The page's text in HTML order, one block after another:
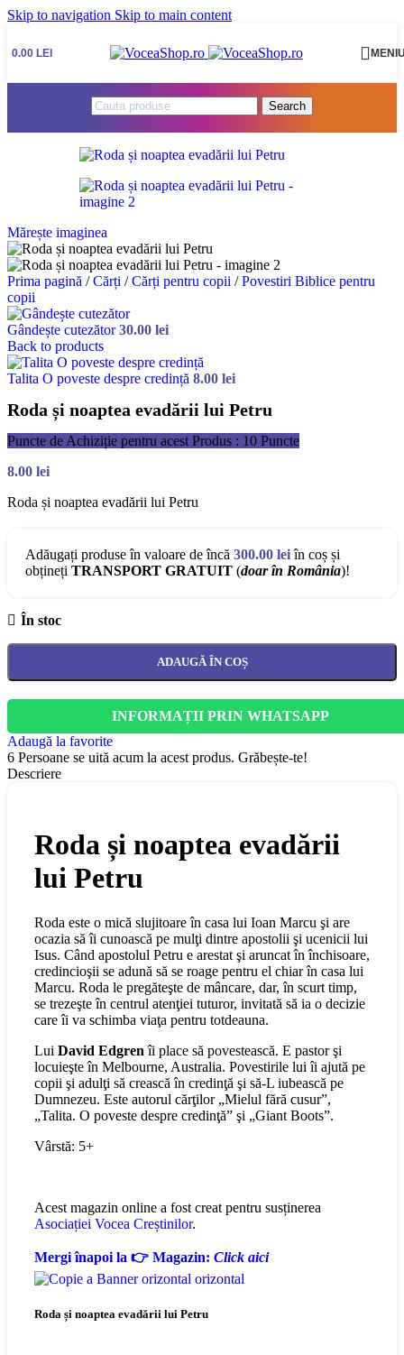
Skip to navigation Skip to main content
0.00 LEI
Search
Mărește imaginea
Prima pagină / Cărți / Cărți pentru copii / Povestiri Biblice pentru
copii
Gândește cutezător30.00 lei
Back to products
Talita O poveste despre credință 8.00 lei
Roda și noaptea evadării lui Petru
Puncte de Achiziție pentru acest Produs : 10 Puncte
8.00 lei
Roda și noaptea evadării lui Petru
Adăugați produse în valoare de încă 300.00 leiîn coș și
obțineți TRANSPORT GRATUIT (doar în România)!
În stoc
ADAUGĂ ÎN COȘ
INFORMAȚII PRIN WHATSAPP
Adaugă la favorite
6 Persoane se uită acum la acest produs. Grăbește-te!
Descriere
Roda și noaptea evadării
lui Petru
Roda este o mică slujitoare în casa lui Ioan Marcu şi are
ocazia să îi cunoască pe mulţi dintre apostolii şi ucenicii lui
Isus. Când apostolul Petru e arestat şi aruncat în închisoare,
credincioşii se adună să se roage pentru el chiar în casa lui
Marcu. Roda le pregăteşte de mâncare, dar, în scurt timp,
se trezeşte în centrul atenţiei tuturor, invitată să ia o decizie
care îi va schimba viaţa pentru totdeauna.
Lui David Edgren îi place să povestească. E pastor şi
locuieşte în Melbourne, Australia. Povestirile lui îi ajută pe
copii şi adulţi să crească în credinţă şi să-L iubească pe
Dumnezeu. Este autorul cărţilor „Mielul fără cusur”,
„Talita. O poveste despre credinţă” şi „Giant Boots”.
Vârstă: 5+
Acest magazin online a fost creat pentru susținerea
Asociației Vocea Creștinilor.
Mergi înapoi la 👉 Magazin: Click aici
Roda și noaptea evadării lui Petru